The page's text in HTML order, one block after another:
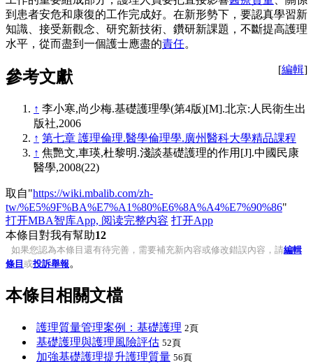
到患者安危和康復的工作完成好。在新形勢下，要認真學習新
知識、接受新觀念、研究新技術、鑽研新課題，不斷提高護理
水平，從而盡到一個護士應盡的責任。
[編輯]
參考文獻
↑ 李小寒,尚少梅.基礎護理學(第4版)[M].北京:人民衛生出
版社,2006
↑ 第七章 護理倫理.醫學倫理學.廣州醫科大學精品課程
↑ 焦艷文,車瑛,杜黎明.淺談基礎護理的作用[J].中國民康
醫學,2008(22)
取自"https://wiki.mbalib.com/zh-
tw/%E5%9F%BA%E7%A1%80%E6%8A%A4%E7%90%86"
打开MBA智库App, 阅读完整内容 打开App
本條目對我有幫助12
如果您認為本條目還有待完善，需要補充新內容或修改錯誤內容，請編輯
條目或投訴舉報 。
本條目相關文檔
護理質量管理案例：基礎護理 2頁
基礎護理與護理風險評估 52頁
加強基礎護理提升護理質量 56頁